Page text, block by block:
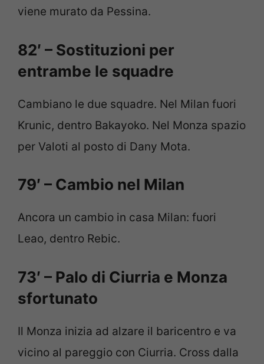
viene murato da Pessina.
82′ – Sostituzioni per
entrambe le squadre
Cambiano le due squadre. Nel Milan fuori
Krunic, dentro Bakayoko. Nel Monza spazio
per Valoti al posto di Dany Mota.
79′ – Cambio nel Milan
Ancora un cambio in casa Milan: fuori
Leao, dentro Rebic.
73′ – Palo di Ciurria e Monza
sfortunato
Il Monza inizia ad alzare il baricentro e va
vicino al pareggio con Ciurria. Cross dalla